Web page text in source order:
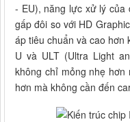
- EU), năng lực xử lý của
gấp đôi so với HD
áp tiêu chuẩn và cao hơn
U và ULT (Ultra Light
không chỉ mỏng nhẹ
hơn mà không cần đến